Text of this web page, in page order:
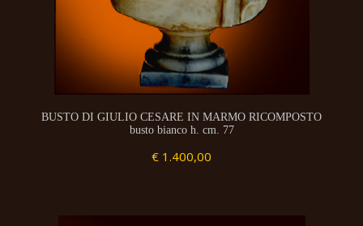
BUSTO DI GIULIO CESARE IN MARMO RICOMPOSTO
busto bianco h. cm. 77
€ 1.400,00